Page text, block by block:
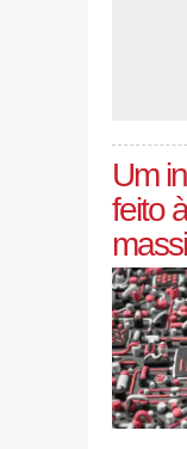
Um
feito